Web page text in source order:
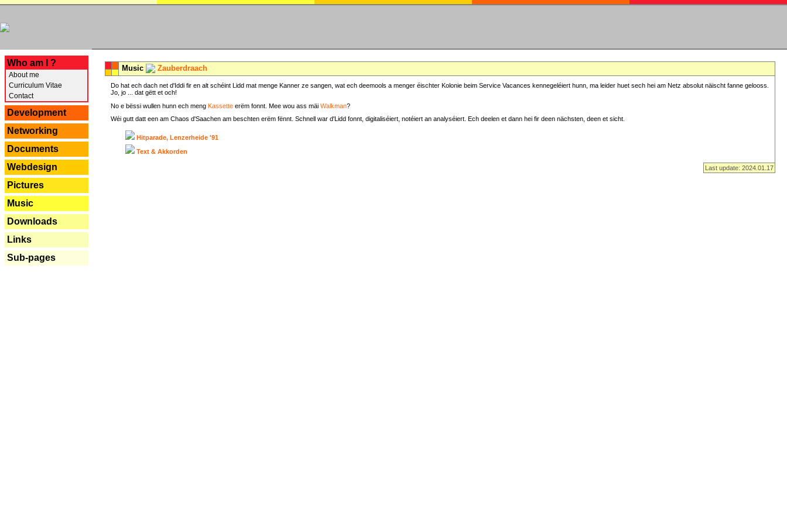
Who am I ?
About me
Curriculum Vitae
Contact
Development
Networking
Documents
Webdesign
Pictures
Music
Downloads
Links
Sub-pages
Music Zauberdraach
Do hat ech dach net d'Iddi fir en alt schéint Lidd mat menge Kanner ze sangen, wat ech deemools a menger éischter Kolonie beim Service Vacances kennegeléiert hunn, ma leider huet sech hei am Netz absolut näischt fanne gelooss.
Jo, jo ... dat gëtt et och!
No e bëssi wullen hunn ech meng Kassette erëm fonnt. Mee wou ass mäi Walkman?
Wéi gutt datt een am Chaos d'Saachen am beschten erëm fënnt. Schnell war d'Lidd fonnt, digitaliséiert, notéiert an analyséiert. Ech deelen et dann hei fir deen nächsten, deen et sicht.
Hitparade, Lenzerheide '91
Text & Akkorden
Last update: 2024.01.17